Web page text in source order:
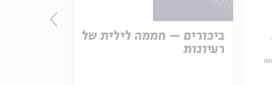
ביכורים – חממה לילית של
רעיונות